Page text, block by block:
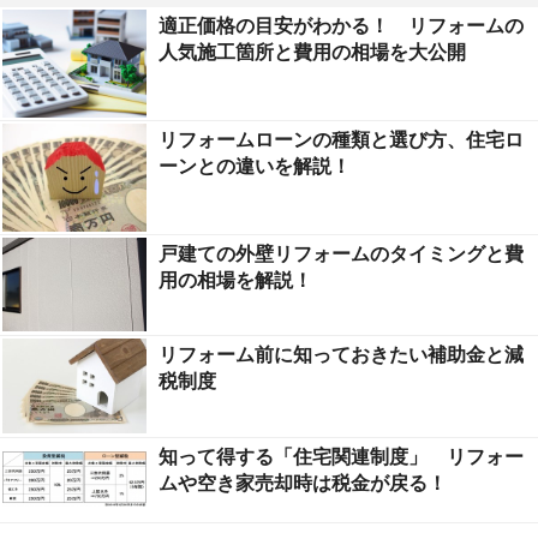
適正価格の目安がわかる！ リフォームの
人気施工箇所と費用の相場を大公開
リフォームローンの種類と選び方、住宅ロ
ーンとの違いを解説！
戸建ての外壁リフォームのタイミングと費
用の相場を解説！
リフォーム前に知っておきたい補助金と減
税制度
知って得する「住宅関連制度」 リフォー
ムや空き家売却時は税金が戻る！